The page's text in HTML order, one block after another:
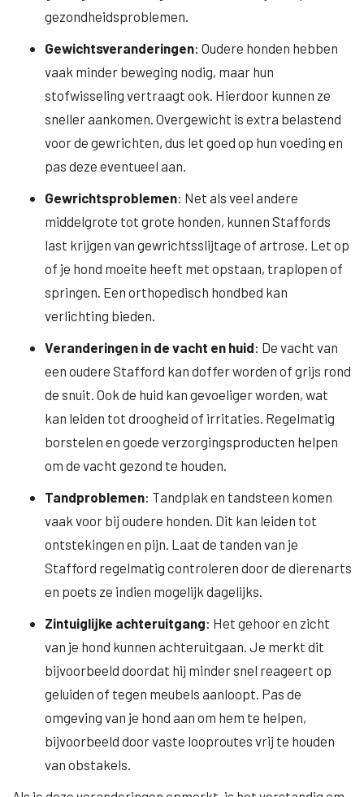
gezondheidsproblemen.
Gewichtsveranderingen: Oudere honden hebben
vaak minder beweging nodig, maar hun
stofwisseling vertraagt ook. Hierdoor kunnen ze
sneller aankomen. Overgewicht is extra belastend
voor de gewrichten, dus let goed op hun voeding en
pas deze eventueel aan.
Gewrichtsproblemen: Net als veel andere
middelgrote tot grote honden, kunnen Staffords
last krijgen van gewrichtsslijtage of artrose. Let op
of je hond moeite heeft met opstaan, traplopen of
springen. Een orthopedisch hondbed kan
verlichting bieden.
Veranderingen in de vacht en huid: De vacht van
een oudere Stafford kan doffer worden of grijs rond
de snuit. Ook de huid kan gevoeliger worden, wat
kan leiden tot droogheid of irritaties. Regelmatig
borstelen en goede verzorgingsproducten helpen
om de vacht gezond te houden.
Tandproblemen: Tandplak en tandsteen komen
vaak voor bij oudere honden. Dit kan leiden tot
ontstekingen en pijn. Laat de tanden van je
Stafford regelmatig controleren door de dierenarts
en poets ze indien mogelijk dagelijks.
Zintuiglijke achteruitgang: Het gehoor en zicht
van je hond kunnen achteruitgaan. Je merkt dit
bijvoorbeeld doordat hij minder snel reageert op
geluiden of tegen meubels aanloopt. Pas de
omgeving van je hond aan om hem te helpen,
bijvoorbeeld door vaste looproutes vrij te houden
van obstakels.